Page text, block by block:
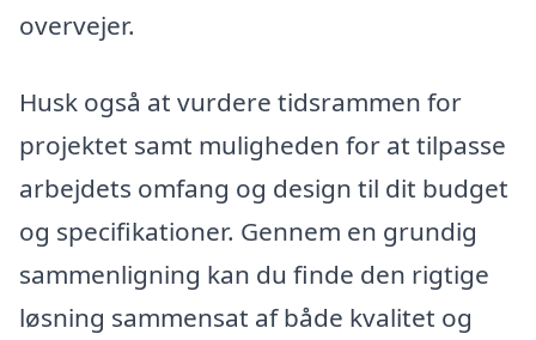
overvejer.
Husk også at vurdere tidsrammen for
projektet samt muligheden for at tilpasse
arbejdets omfang og design til dit budget
og specifikationer. Gennem en grundig
sammenligning kan du finde den rigtige
løsning sammensat af både kvalitet og